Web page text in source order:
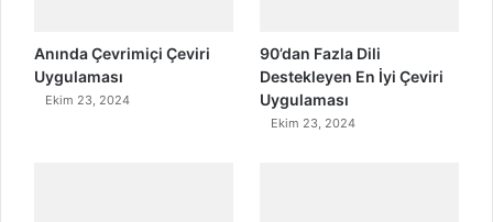
Anında Çevrimiçi Çeviri
Uygulaması
Ekim 23, 2024
90’dan Fazla Dili
Destekleyen En İyi Çeviri
Uygulaması
Ekim 23, 2024